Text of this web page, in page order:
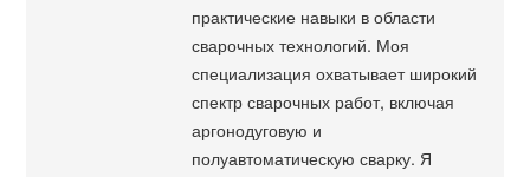
практические навыки в области
сварочных технологий. Моя
специализация охватывает широкий
спектр сварочных работ, включая
аргонодуговую и
полуавтоматическую сварку. Я